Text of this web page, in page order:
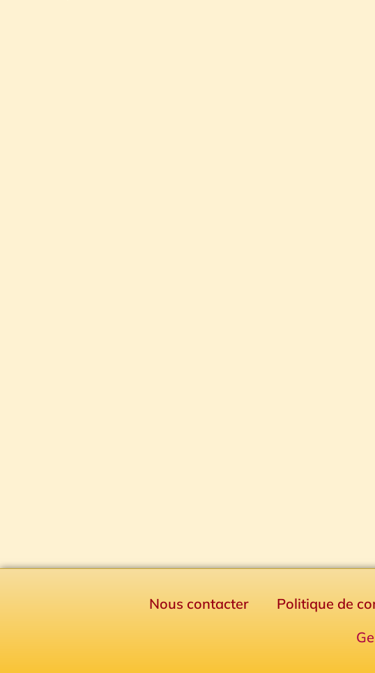
Nous contacter Politique de